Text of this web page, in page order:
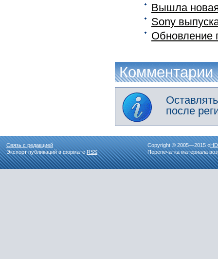
Вышла
Sony
Обновление
Комментарии
после
Связь с редакцией
Экспорт публикаций в форматеRSS
Copyright © 2005—2015 «
Перепечатка материала